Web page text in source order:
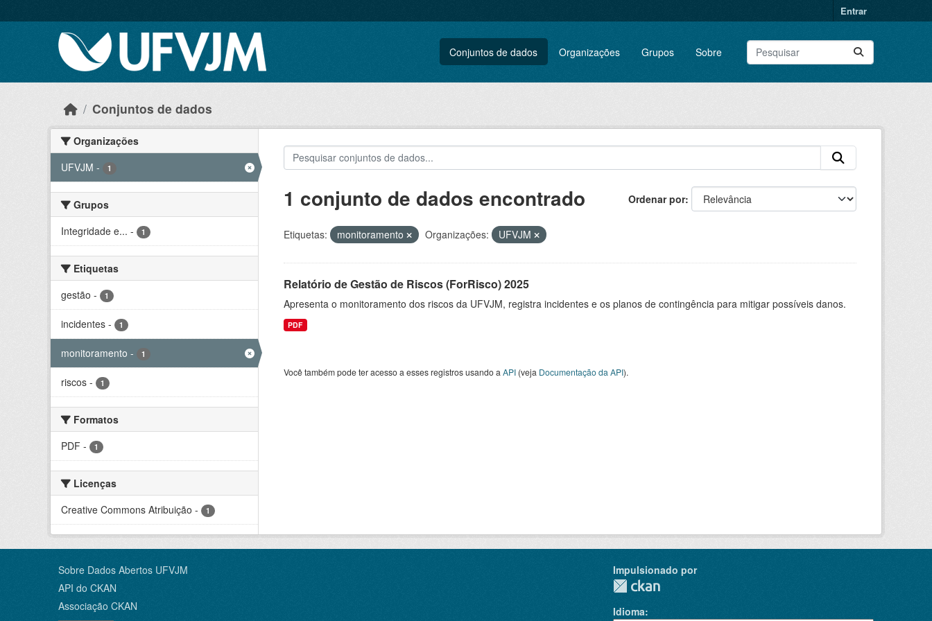
Entrar
Conjuntos de dados Organizações Grupos Sobre
Conjuntos de dados
Organizações
UFVJM - 1
Grupos
Integridade e... - 1
Etiquetas
gestão - 1
incidentes - 1
monitoramento - 1
riscos - 1
Formatos
PDF - 1
Licenças
Creative Commons Atribuição - 1
Ordenar por
1 conjunto de dados encontrado
Etiquetas: monitoramento Organizações: UFVJM
Relatório de Gestão de Riscos (ForRisco) 2025
Apresenta o monitoramento dos riscos da UFVJM, registra incidentes e os planos de contingência para mitigar possíveis danos.
PDF
Você também pode ter acesso a esses registros usando a API(veja Documentação da API).
Sobre Dados Abertos UFVJM
API do CKAN
Associação CKAN
Impulsionado por
Idioma